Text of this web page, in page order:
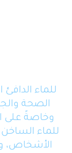
للماء
الصحة
وخاصةً على
للماء
الأشخاص،